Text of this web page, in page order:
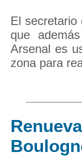
El secretario
que
Arsenal es
zona para